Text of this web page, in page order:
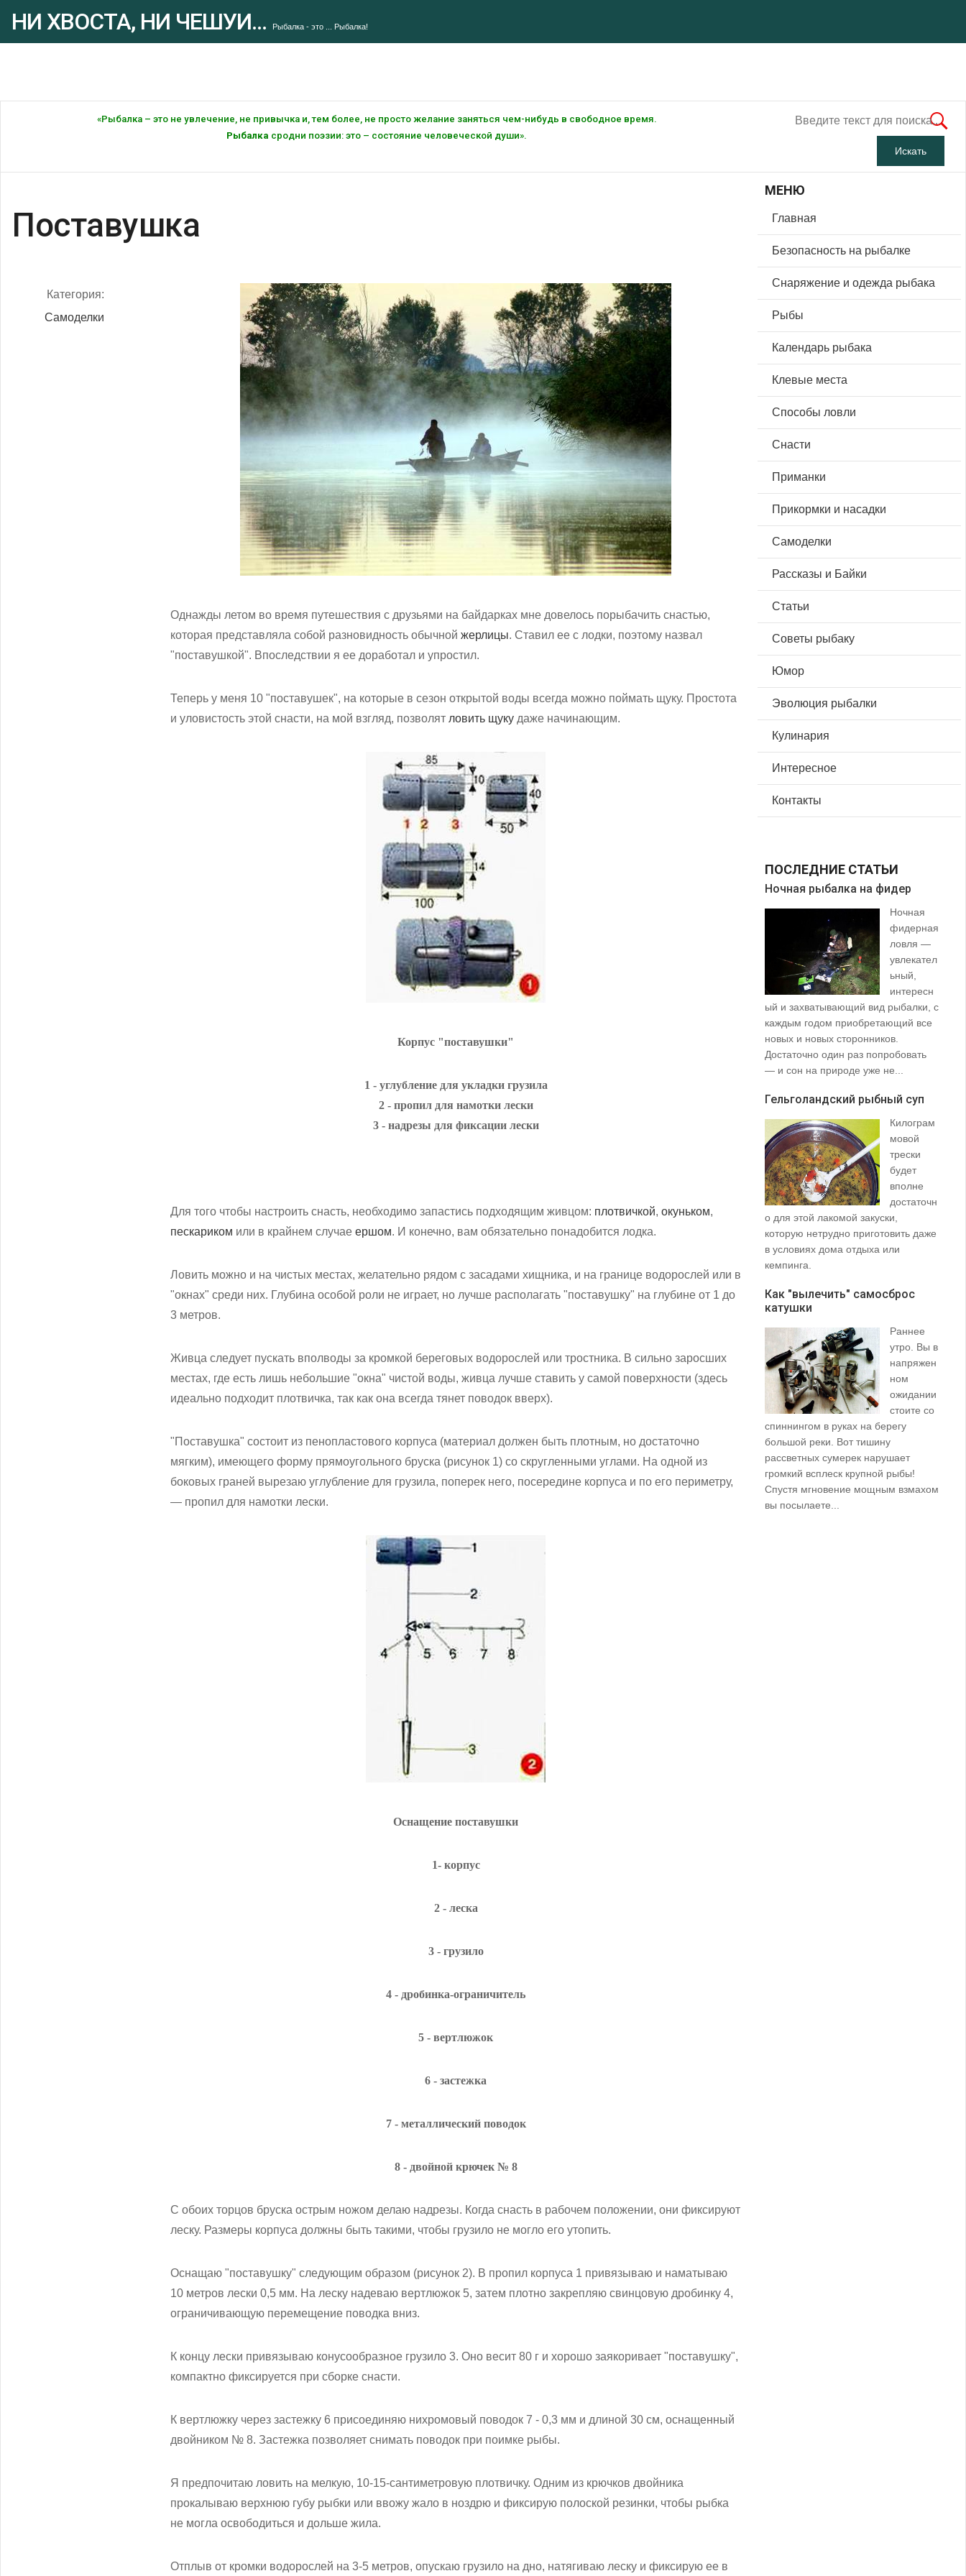
НИ ХВОСТА, НИ ЧЕШУИ... Рыбалка - это ... Рыбалка!
«Рыбалка – это не увлечение, не привычка и, тем более, не просто желание заняться чем-нибудь в свободное время.
Рыбалка сродни поэзии: это – состояние человеческой души».
Поставушка
Категория:
Самоделки
Однажды летом во время путешествия с друзьями на байдарках мне довелось порыбачить снастью,
которая представляла собой разновидность обычной жерлицы. Ставил ее с лодки, поэтому назвал
"поставушкой". Впоследствии я ее доработал и упростил.
Теперь у меня 10 "поставушек", на которые в сезон открытой воды всегда можно поймать щуку. Простота
и уловистость этой снасти, на мой взгляд, позволят ловить щуку даже начинающим.
Корпус "поставушки"
1 - углубление для укладки грузила
2 - пропил для намотки лески
3 - надрезы для фиксации лески
Для того чтобы настроить снасть, необходимо запастись подходящим живцом: плотвичкой, окуньком,
пескариком или в крайнем случае ершом. И конечно, вам обязательно понадобится лодка.
Ловить можно и на чистых местах, желательно рядом с засадами хищника, и на границе водорослей или в
"окнах" среди них. Глубина особой роли не играет, но лучше располагать "поставушку" на глубине от 1 до
3 метров.
Живца следует пускать вполводы за кромкой береговых водорослей или тростника. В сильно заросших
местах, где есть лишь небольшие "окна" чистой воды, живца лучше ставить у самой поверхности (здесь
идеально подходит плотвичка, так как она всегда тянет поводок вверх).
"Поставушка" состоит из пенопластового корпуса (материал должен быть плотным, но достаточно
мягким), имеющего форму прямоугольного бруска (рисунок 1) со скругленными углами. На одной из
боковых граней вырезаю углубление для грузила, поперек него, посередине корпуса и по его периметру,
— пропил для намотки лески.
Оснащение поставушки
1- корпус
2 - леска
3 - грузило
4 - дробинка-ограничитель
5 - вертлюжок
6 - застежка
7 - металлический поводок
8 - двойной крючек № 8
С обоих торцов бруска острым ножом делаю надрезы. Когда снасть в рабочем положении, они фиксируют
леску. Размеры корпуса должны быть такими, чтобы грузило не могло его утопить.
Оснащаю "поставушку" следующим образом (рисунок 2). В пропил корпуса 1 привязываю и наматываю
10 метров лески 0,5 мм. На леску надеваю вертлюжок 5, затем плотно закрепляю свинцовую дробинку 4,
ограничивающую перемещение поводка вниз.
К концу лески привязываю конусообразное грузило 3. Оно весит 80 г и хорошо заякоривает "поставушку",
компактно фиксируется при сборке снасти.
К вертлюжку через застежку 6 присоединяю нихромовый поводок 7 - 0,3 мм и длиной 30 см, оснащенный
двойником № 8. Застежка позволяет снимать поводок при поимке рыбы.
Я предпочитаю ловить на мелкую, 10-15-сантиметровую плотвичку. Одним из крючков двойника
прокалываю верхнюю губу рыбки или ввожу жало в ноздрю и фиксирую полоской резинки, чтобы рыбка
не могла освободиться и дольше жила.
Отплыв от кромки водорослей на 3-5 метров, опускаю грузило на дно, натягиваю леску и фиксирую ее в
МЕНЮ
Главная
Безопасность на рыбалке
Снаряжение и одежда рыбака
Рыбы
Календарь рыбака
Клевые места
Способы ловли
Снасти
Приманки
Прикормки и насадки
Самоделки
Рассказы и Байки
Статьи
Советы рыбаку
Юмор
Эволюция рыбалки
Кулинария
Интересное
Контакты
ПОСЛЕДНИЕ СТАТЬИ
Ночная рыбалка на фидер
Ночная
фидерная
ловля —
увлекател
ьный,
интересн
ый и захватывающий вид рыбалки, с
каждым годом приобретающий все
новых и новых сторонников.
Достаточно один раз попробовать
— и сон на природе уже не...
Гельголандский рыбный суп
Килограм
мовой
трески
будет
вполне
достаточн
о для этой лакомой закуски,
которую нетрудно приготовить даже
в условиях дома отдыха или
кемпинга.
Как "вылечить" самосброс
катушки
Раннее
утро. Вы в
напряжен
ном
ожидании
стоите со
спиннингом в руках на берегу
большой реки. Вот тишину
рассветных сумерек нарушает
громкий всплеск крупной рыбы!
Спустя мгновение мощным взмахом
вы посылаете...